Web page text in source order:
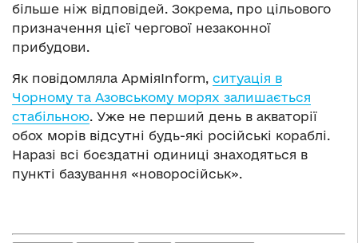
більше ніж відповідей. Зокрема, про цільового
призначення цієї чергової незаконної
прибудови.
Як повідомляла АрміяInform, ситуація в
Чорному та Азовському морях залишається
стабільною. Уже не перший день в акваторії
обох морів відсутні будь-які російські кораблі.
Наразі всі боєздатні одиниці знаходяться в
пункті базування «новоросійськ».